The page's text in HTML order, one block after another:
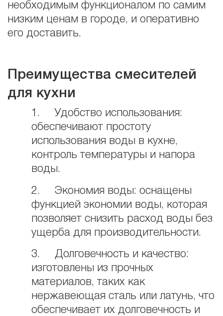
необходимым функционалом по самим
низким ценам в городе, и оперативно
его доставить.
Преимущества смесителей
для кухни
1. Удобство использования:
обеспечивают простоту
использования воды в кухне,
контроль температуры и напора
воды.
2. Экономия воды: оснащены
функцией экономии воды, которая
позволяет снизить расход воды без
ущерба для производительности.
3. Долговечность и качество:
изготовлены из прочных
материалов, таких как
нержавеющая сталь или латунь, что
обеспечивает их долговечность и